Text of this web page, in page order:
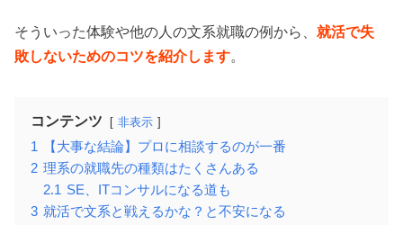
そういった体験や他の人の文系就職の例から、就活で失
敗しないためのコツを紹介します。
コンテンツ 非表示
1
【大事な結論】プロに相談するのが一番
2 理系の就職先の種類はたくさんある
2.1 SE、ITコンサルになる道も
3 就活で文系と戦えるかな？と不安になる